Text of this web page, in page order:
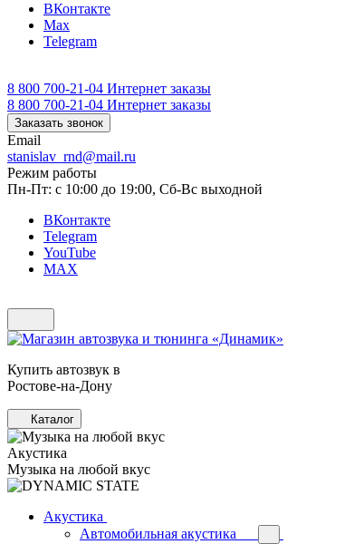
ВКонтакте
Max
Telegram
8 800 700-21-04 Интернет заказы
8 800 700-21-04 Интернет заказы
Заказать звонок
Email
stanislav_rnd@mail.ru
Режим работы
Пн-Пт: с 10:00 до 19:00, Сб-Вс выходной
ВКонтакте
Telegram
YouTube
MAX
Купить автозвук в
Ростове-на-Дону
Каталог
Акустика
Музыка на любой вкус
Акустика
Автомобильная акустика